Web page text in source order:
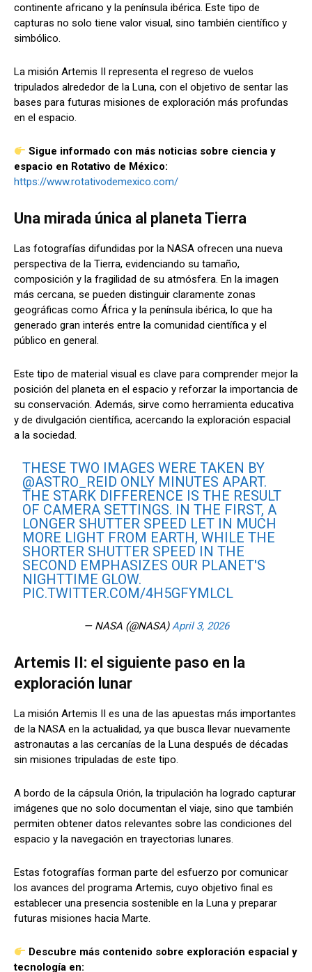
continente africano y la península ibérica. Este tipo de
capturas no solo tiene valor visual, sino también científico y
simbólico.
La misión Artemis II representa el regreso de vuelos
tripulados alrededor de la Luna, con el objetivo de sentar las
bases para futuras misiones de exploración más profundas
en el espacio.
Sigue informado con más noticias sobre ciencia y
espacio en Rotativo de México:
https://www.rotativodemexico.com/
Una mirada única al planeta Tierra
Las fotografías difundidas por la NASA ofrecen una nueva
perspectiva de la Tierra, evidenciando su tamaño,
composición y la fragilidad de su atmósfera. En la imagen
más cercana, se pueden distinguir claramente zonas
geográficas como África y la península ibérica, lo que ha
generado gran interés entre la comunidad científica y el
público en general.
Este tipo de material visual es clave para comprender mejor la
posición del planeta en el espacio y reforzar la importancia de
su conservación. Además, sirve como herramienta educativa
y de divulgación científica, acercando la exploración espacial
a la sociedad.
THESE TWO IMAGES WERE TAKEN BY
@ASTRO_REID ONLY MINUTES APART.
THE STARK DIFFERENCE IS THE RESULT
OF CAMERA SETTINGS. IN THE FIRST, A
LONGER SHUTTER SPEED LET IN MUCH
MORE LIGHT FROM EARTH, WHILE THE
SHORTER SHUTTER SPEED IN THE
SECOND EMPHASIZES OUR PLANET'S
NIGHTTIME GLOW.
PIC.TWITTER.COM/4H5GFYMLCL
— NASA (@NASA)April 3, 2026
Artemis II: el siguiente paso en la
exploración lunar
La misión Artemis II es una de las apuestas más importantes
de la NASA en la actualidad, ya que busca llevar nuevamente
astronautas a las cercanías de la Luna después de décadas
sin misiones tripuladas de este tipo.
A bordo de la cápsula Orión, la tripulación ha logrado capturar
imágenes que no solo documentan el viaje, sino que también
permiten obtener datos relevantes sobre las condiciones del
espacio y la navegación en trayectorias lunares.
Estas fotografías forman parte del esfuerzo por comunicar
los avances del programa Artemis, cuyo objetivo final es
establecer una presencia sostenible en la Luna y preparar
futuras misiones hacia Marte.
Descubre más contenido sobre exploración espacial y
tecnología en: